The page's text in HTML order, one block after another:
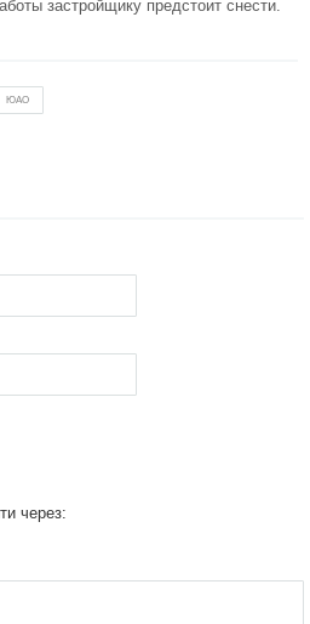
застройщику предстоит снести.
ЮАО
через: